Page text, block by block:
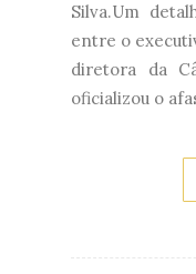
Silva.Um
entre o
diretora da
oficializou o